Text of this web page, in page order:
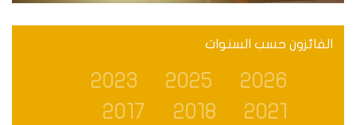
الفائزون حسب السنوات
2026
2025
2023
2021
2018
2017